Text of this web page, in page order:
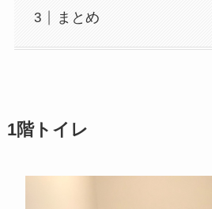
まとめ
1階トイレ